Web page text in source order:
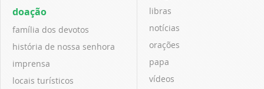
doação
família dos devotos
história de nossa senhora
imprensa
locais turísticos
libras
notícias
orações
papa
vídeos